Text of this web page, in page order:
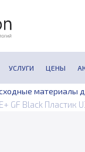
УСЛУГИ ЦЕНЫ
материалы
GF Black Пластик